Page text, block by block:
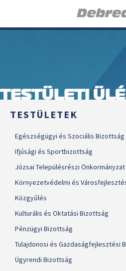
TESTÜLETI
TESTÜLETEK
Egészségügyi és Szociális Bizottság
Ifjúsági és Sportbizottság
Józsai Településrészi Önkormányzat
Környezetvédelmi és
Közgyűlés
Kulturális és Oktatási Bizottság
Pénzügyi Bizottság
Tulajdonosi és Gazdaságfejlesztési
Ügyrendi Bizottság